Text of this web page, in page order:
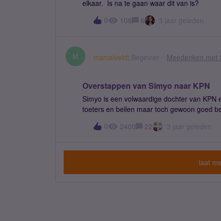
elkaar. Is na te gaan waar dit van is?
0
108 6 3 jaar geleden
M marcelveldt Beginner Meedenken met
Overstappen van Simyo naar KPN
Simyo is een volwaardige dochter van
toeters en bellen maar toch gewoon goed
en ik klant geweest tot vandaag. Een paar
slecht te woord gestaan. In eerste
probleem. Als het goed is heb je niet zo
je betaalt nu eenmaal minder voor een
0 2400 22 3 jaar geleden
laat